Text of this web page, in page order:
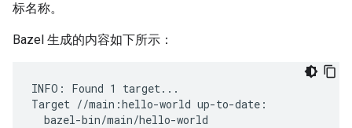
标名称。
Bazel 生成的内容如下所示：
INFO: Found 1 target...
Target //main:hello-world up-to-date:
  bazel-bin/main/hello-world